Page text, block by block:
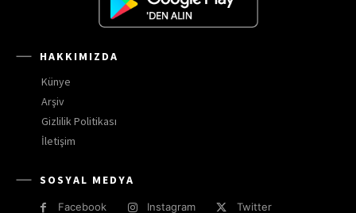
HAKKIMIZDA
Künye
Arşiv
Gizlilik Politikası
İletişim
SOSYAL MEDYA
Facebook Instagram Twitter